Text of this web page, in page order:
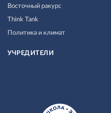
Восточный ракурс
Think Tank
Политика и климат
УЧРЕДИТЕЛИ